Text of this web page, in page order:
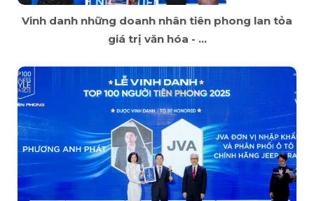
Vinh danh những doanh nhân tiên phong lan tỏa
giá trị văn hóa - ...